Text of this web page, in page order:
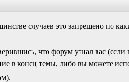
случаев это запрещено по
что форум узнал вас
в конец темы, либо вы можете